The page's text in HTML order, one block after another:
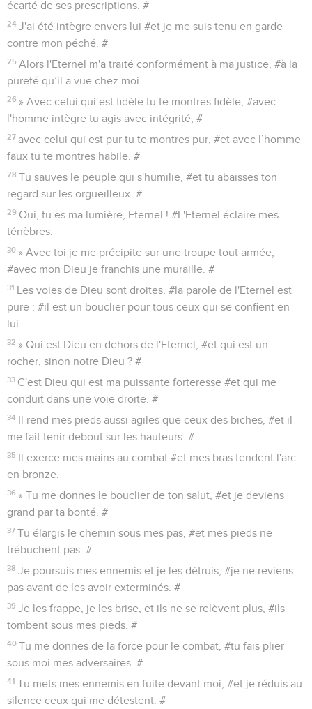
écarté de ses prescriptions. #
24 J'ai été intègre envers lui #et je me suis tenu en garde
contre mon péché. #
25 Alors l'Eternel m'a traité conformément à ma justice, #à la
pureté qu’il a vue chez moi.
26 » Avec celui qui est fidèle tu te montres fidèle, #avec
l'homme intègre tu agis avec intégrité, #
27 avec celui qui est pur tu te montres pur, #et avec l’homme
faux tu te montres habile. #
28 Tu sauves le peuple qui s'humilie, #et tu abaisses ton
regard sur les orgueilleux. #
29 Oui, tu es ma lumière, Eternel ! #L'Eternel éclaire mes
ténèbres.
30 » Avec toi je me précipite sur une troupe tout armée,
#avec mon Dieu je franchis une muraille. #
31 Les voies de Dieu sont droites, #la parole de l'Eternel est
pure ; #il est un bouclier pour tous ceux qui se confient en
lui.
32 » Qui est Dieu en dehors de l'Eternel, #et qui est un
rocher, sinon notre Dieu ? #
33 C'est Dieu qui est ma puissante forteresse #et qui me
conduit dans une voie droite. #
34 Il rend mes pieds aussi agiles que ceux des biches, #et il
me fait tenir debout sur les hauteurs. #
35 Il exerce mes mains au combat #et mes bras tendent l'arc
en bronze.
36 » Tu me donnes le bouclier de ton salut, #et je deviens
grand par ta bonté. #
37 Tu élargis le chemin sous mes pas, #et mes pieds ne
trébuchent pas. #
38 Je poursuis mes ennemis et je les détruis, #je ne reviens
pas avant de les avoir exterminés. #
39 Je les frappe, je les brise, et ils ne se relèvent plus, #ils
tombent sous mes pieds. #
40 Tu me donnes de la force pour le combat, #tu fais plier
sous moi mes adversaires. #
41 Tu mets mes ennemis en fuite devant moi, #et je réduis au
silence ceux qui me détestent. #